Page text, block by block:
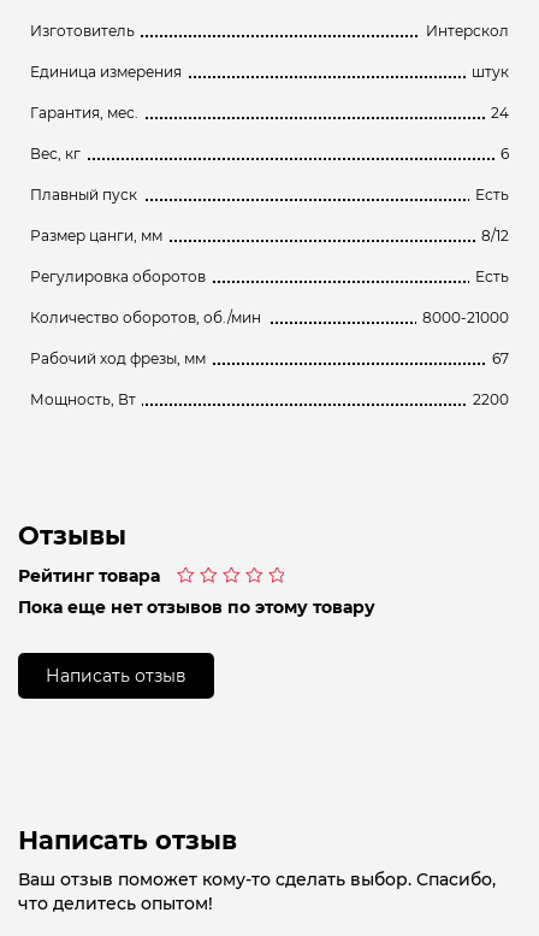
Изготовитель Интерскол
Единица измерения штук
Гарантия, мес. 24
Вес, кг 6
Плавный пуск Есть
Размер цанги, мм 8/12
Регулировка оборотов Есть
Количество оборотов, об./мин 8000-21000
Рабочий ход фрезы, мм 67
Мощность, Вт 2200
Отзывы
Рейтинг товара
0
Пока еще нет отзывов по этому товару
Написать отзыв
Написать отзыв
Ваш отзыв поможет кому-то сделать выбор. Спасибо,
что делитесь опытом!